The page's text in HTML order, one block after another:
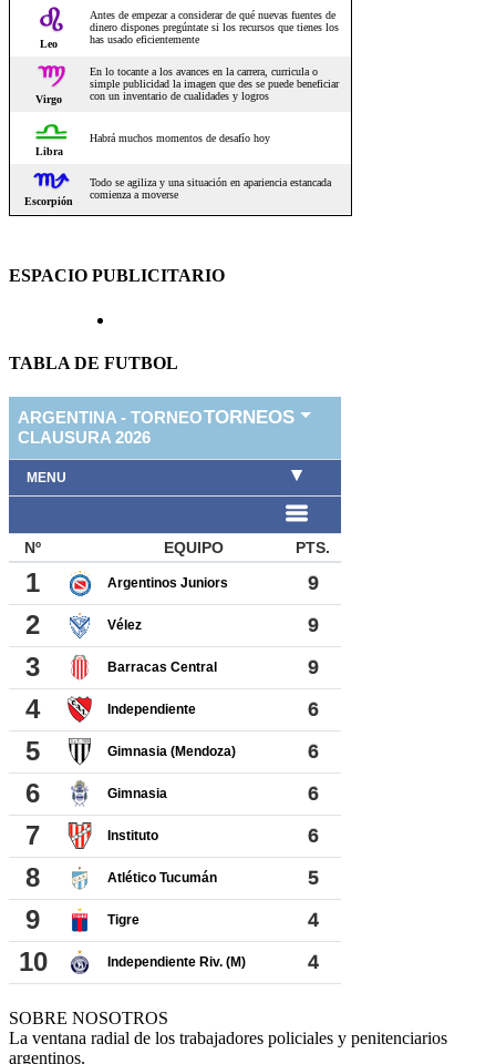
ESPACIO PUBLICITARIO
TABLA DE FUTBOL
SOBRE NOSOTROS
La ventana radial de los trabajadores policiales y penitenciarios
argentinos.